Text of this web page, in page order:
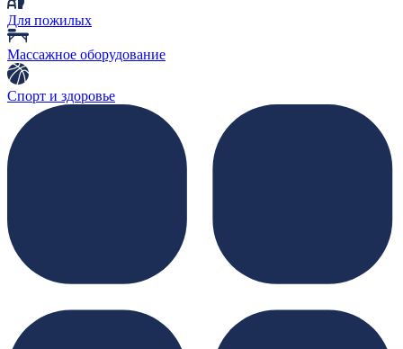
Для пожилых
Массажное оборудование
Спорт и здоровье